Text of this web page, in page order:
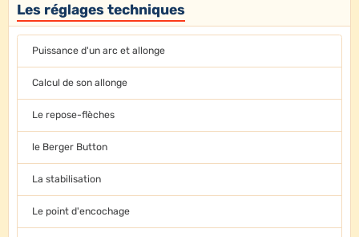
Les réglages techniques
Puissance d'un arc et allonge
Calcul de son allonge
Le repose-flèches
le Berger Button
La stabilisation
Le point d'encochage